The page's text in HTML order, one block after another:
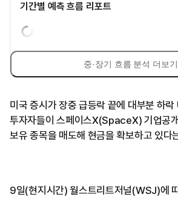
기간별 예측 흐름 리포트
중·장기 흐름 분석 더보기
미국 증시가 장중 급등락 끝에 대부분 하
투자자들이 스페이스X(SpaceX) 기업공
보유 종목을 매도해 현금을 확보하고 있다
9일(현지시간) 월스트리트저널(WSJ)에